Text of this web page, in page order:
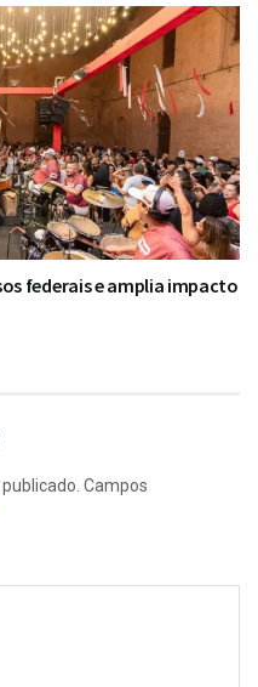
federais e amplia impacto
Campos